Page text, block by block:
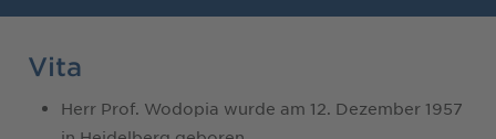
Vita
Herr Prof. Wodopia wurde am 12. Dezember 1957